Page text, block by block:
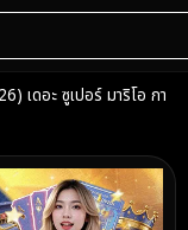
เดอะ ซูเปอร์ มาริโอ กา